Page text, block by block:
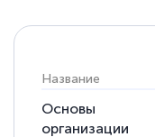
Название
Основы
организации